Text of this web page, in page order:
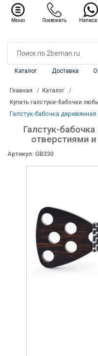
Каталог Доставка
Каталог ✖
Главная
Каталог
Купить галстуки-бабочки
Галстук-бабочка
Галстук-
отверстиями
Артикул: GB330
Меню Позвонить